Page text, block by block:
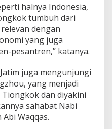
halnya Indonesia,
tumbuh dari
dengan
yang juga
pesantren,” katanya.
juga mengunjungi
yang menjadi
dan diyakini
sahabat Nabi
Waqqas.